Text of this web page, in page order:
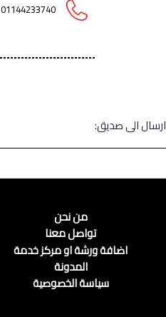
01144233740
ارسال الى صديق:
من نحن
تواصل معنا
اضافة ورشة او مركز خدمة
المدونة
سياسة الخصوصية